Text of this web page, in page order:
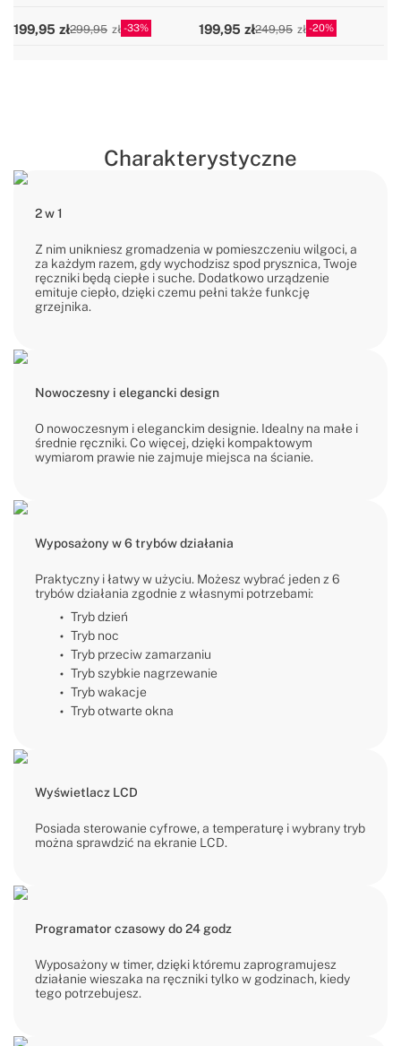
199,95 299,95 33 199,95 249,95 20
Charakterystyczne
2 w 1
Z nim unikniesz gromadzenia w pomieszczeniu wilgoci, a
za każdym razem, gdy wychodzisz spod prysznica, Twoje
ręczniki będą ciepłe i suche. Dodatkowo urządzenie
emituje ciepło, dzięki czemu pełni także funkcję
grzejnika.
Nowoczesny i elegancki design
O nowoczesnym i eleganckim designie. Idealny na małe i
średnie ręczniki. Co więcej, dzięki kompaktowym
wymiarom prawie nie zajmuje miejsca na ścianie.
Wyposażony w 6 trybów działania
Praktyczny i łatwy w użyciu. Możesz wybrać jeden z 6
trybów działania zgodnie z własnymi potrzebami:
Tryb dzień
Tryb noc
Tryb przeciw zamarzaniu
Tryb szybkie nagrzewanie
Tryb wakacje
Tryb otwarte okna
Wyświetlacz LCD
Posiada sterowanie cyfrowe, a temperaturę i wybrany tryb
można sprawdzić na ekranie LCD.
Programator czasowy do 24 godz
Wyposażony w timer, dzięki któremu zaprogramujesz
działanie wieszaka na ręczniki tylko w godzinach, kiedy
tego potrzebujesz.